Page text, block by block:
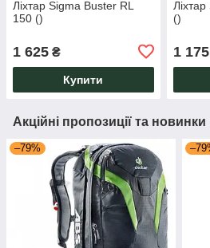
Ліхтар Sigma Buster RL
150 ()
1 625 ₴
Купити
()
1 175
Акційні пропозиції та новинки
–79%